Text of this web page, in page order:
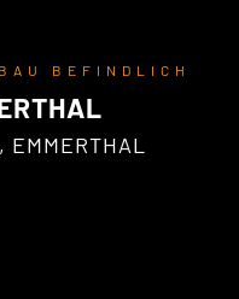
BEFINDLICH
EMMERTHAL